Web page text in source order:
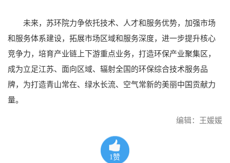
未来，苏环院力争依托技术、人才和服务优势，加强市场
和服务体系建设，拓展市场区域和服务深度，进一步提升核心
竞争力，培育产业链上下游重点业务，打造环保产业聚集区，
成为立足江苏、面向区域、辐射全国的环保综合技术服务品
牌，为打造青山常在、绿水长流、空气常新的美丽中国贡献力
量。
编辑：王媛媛
1赞